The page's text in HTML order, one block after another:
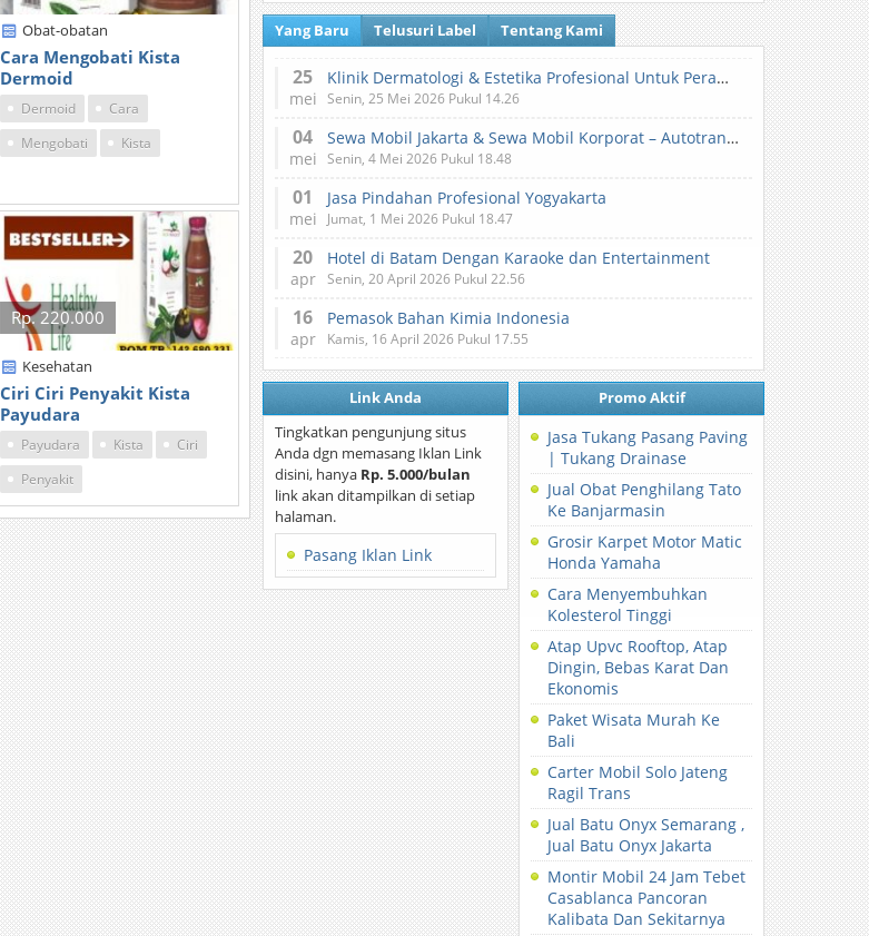
Obat-obatan
Cara Mengobati Kista
Dermoid
Dermoid
Cara
Mengobati
Kista
Rp. 220.000
Kesehatan
Ciri Ciri Penyakit Kista
Payudara
Payudara Kista
Ciri
Penyakit
Yang Baru Telusuri Label Tentang Kami
25
mei
Klinik Dermatologi & Estetika Profesional Untuk Perawatan Kulit dan Kecantikan
Senin, 25 Mei 2026 Pukul 14.26
04
mei
Sewa Mobil Jakarta & Sewa Mobil Korporat – Autotranz Indonesia
Senin, 4 Mei 2026 Pukul 18.48
01
mei
Jasa Pindahan Profesional Yogyakarta
Jumat, 1 Mei 2026 Pukul 18.47
20
apr
Hotel di Batam Dengan Karaoke dan Entertainment
Senin, 20 April 2026 Pukul 22.56
16
apr
Pemasok Bahan Kimia Indonesia
Kamis, 16 April 2026 Pukul 17.55
Link Anda
Tingkatkan pengunjung situs
Anda dgn memasang Iklan Link
disini, hanya Rp. 5.000/bulan
link akan ditampilkan di setiap
halaman.
Pasang Iklan Link
Promo Aktif
Jasa Tukang Pasang Paving
| Tukang Drainase
Jual Obat Penghilang Tato
Ke Banjarmasin
Grosir Karpet Motor Matic
Honda Yamaha
Cara Menyembuhkan
Kolesterol Tinggi
Atap Upvc Rooftop, Atap
Dingin, Bebas Karat Dan
Ekonomis
Paket Wisata Murah Ke
Bali
Carter Mobil Solo Jateng
Ragil Trans
Jual Batu Onyx Semarang ,
Jual Batu Onyx Jakarta
Montir Mobil 24 Jam Tebet
Casablanca Pancoran
Kalibata Dan Sekitarnya